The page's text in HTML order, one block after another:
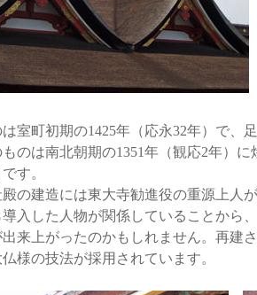
室町初期の1425年（応永32年）で、
のは南北朝期の1351年（観応2年）
す。
の建造には東大寺勧進役の重源上人
入した人物が関係していることから
来上がったのかもしれません。再建
様の技法が採用されています。